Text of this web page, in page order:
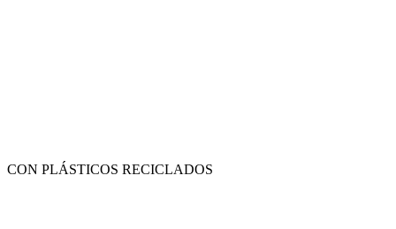
CON PLÁSTICOS RECICLADOS